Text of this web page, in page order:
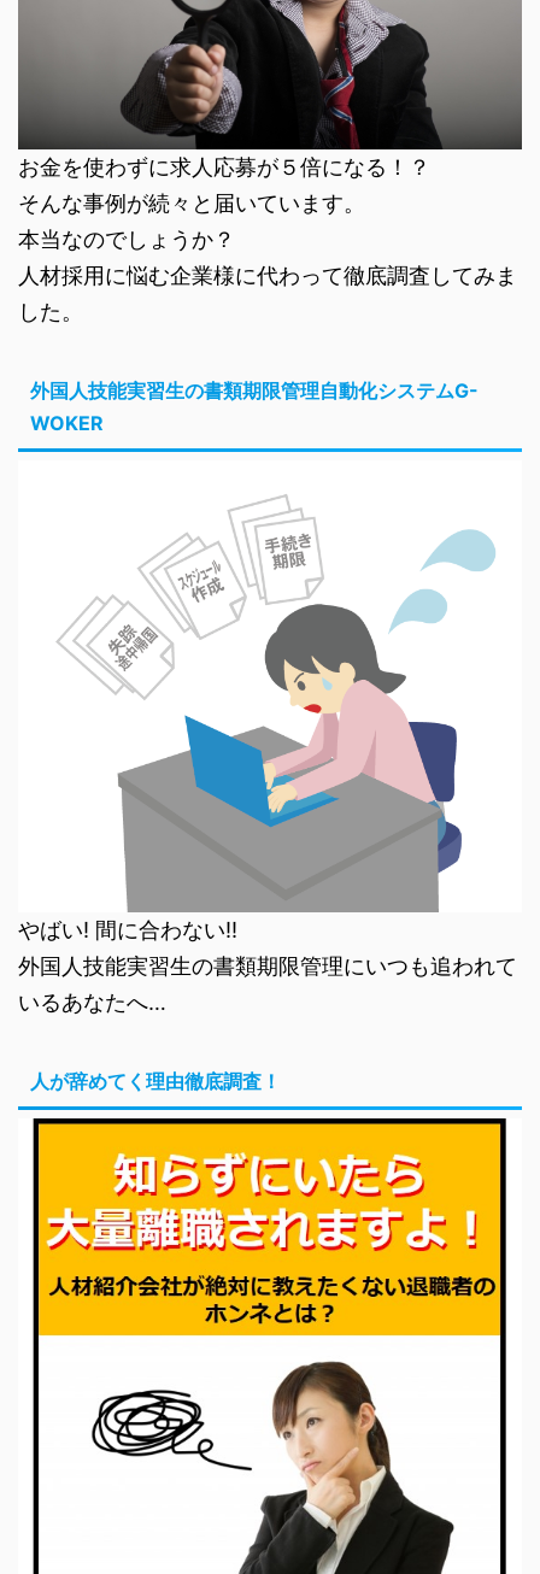
お金を使わずに求人応募が５倍になる！？
そんな事例が続々と届いています。
本当なのでしょうか？
人材採用に悩む企業様に代わって徹底調査してみま
した。
外国人技能実習生の書類期限管理自動化システムG-
WOKER
やばい! 間に合わない!!
外国人技能実習生の書類期限管理にいつも追われて
いるあなたへ…
人が辞めてく理由徹底調査！